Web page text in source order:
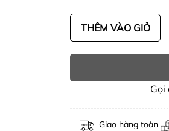
THÊM VÀO GIỎ
Gọi
Giao hàng toàn